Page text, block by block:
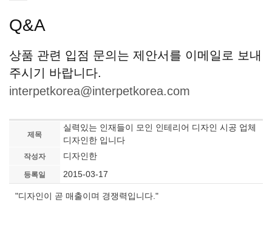
Q&A
상품 관련 입점 문의는 제안서를 이메일로 보내
주시기 바랍니다.
interpetkorea@interpetkorea.com
제목
실력있는 인재들이 모인 인테리어 디자인 시공 업체
디자인한 입니다
작성자 디자인한
등록일 2015-03-17
"디자인이 곧 매출이며 경쟁력입니다."